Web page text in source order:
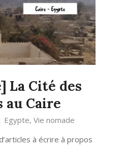
La Cité des
au Caire
Egypte, Vie nomade
à écrire à propos